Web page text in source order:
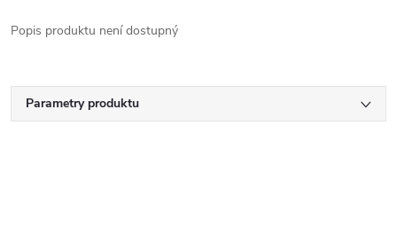
Popis produktu není dostupný
Parametry produktu